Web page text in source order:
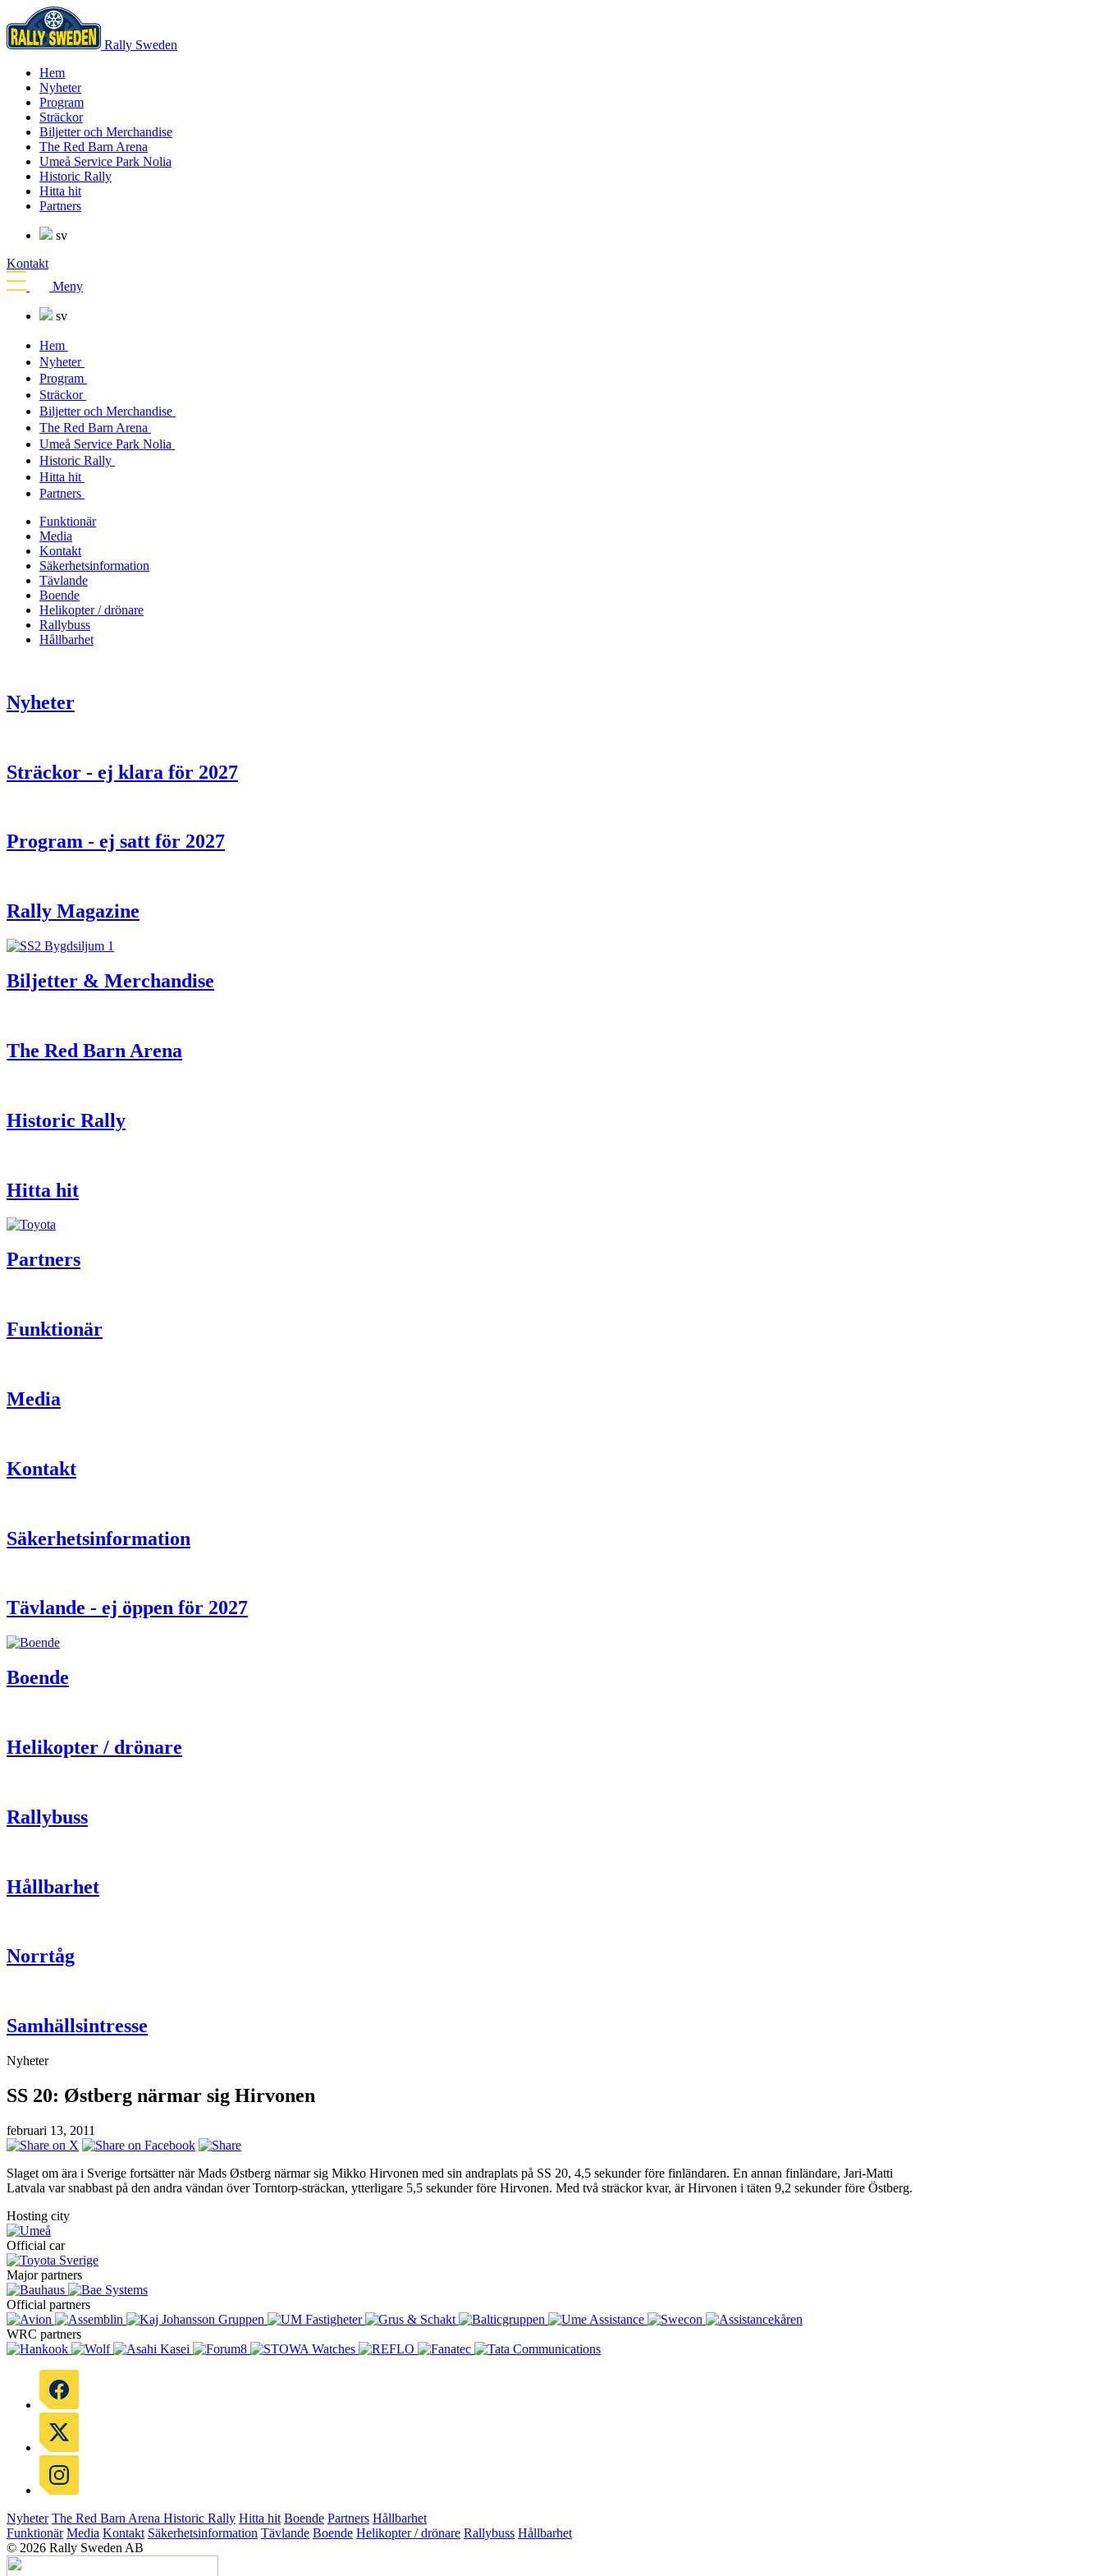
Rally Sweden
Hem
Nyheter
Program
Sträckor
Biljetter och Merchandise
The Red Barn Arena
Umeå Service Park Nolia
Historic Rally
Hitta hit
Partners
sv
Kontakt
Meny
sv
Hem
Nyheter
Program
Sträckor
Biljetter och Merchandise
The Red Barn Arena
Umeå Service Park Nolia
Historic Rally
Hitta hit
Partners
Funktionär
Media
Kontakt
Säkerhetsinformation
Tävlande
Boende
Helikopter / drönare
Rallybuss
Hållbarhet
Nyheter
Sträckor - ej klara för 2027
Program - ej satt för 2027
Rally Magazine
Biljetter & Merchandise
The Red Barn Arena
Historic Rally
Hitta hit
Partners
Funktionär
Media
Kontakt
Säkerhetsinformation
Tävlande - ej öppen för 2027
Boende
Helikopter / drönare
Rallybuss
Hållbarhet
Norrtåg
Samhällsintresse
Nyheter
SS 20: Østberg närmar sig Hirvonen
februari 13, 2011
Slaget om ära i Sverige fortsätter när Mads Østberg närmar sig Mikko Hirvonen med sin andraplats på SS 20, 4,5 sekunder före finländaren. En annan finländare, Jari-Matti
Latvala var snabbast på den andra vändan över Torntorp-sträckan, ytterligare 5,5 sekunder före Hirvonen. Med två sträckor kvar, är Hirvonen i täten 9,2 sekunder före Östberg.
Hosting city
Official car
Major partners
Official partners
WRC partners
Nyheter The Red Barn Arena Historic Rally Hitta hit Boende Partners Hållbarhet
Funktionär Media Kontakt Säkerhetsinformation Tävlande Boende Helikopter / drönare Rallybuss Hållbarhet
© 2026 Rally Sweden AB